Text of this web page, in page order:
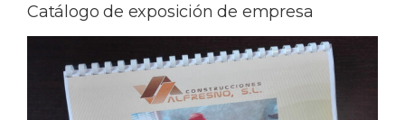
Catálogo de exposición de empresa